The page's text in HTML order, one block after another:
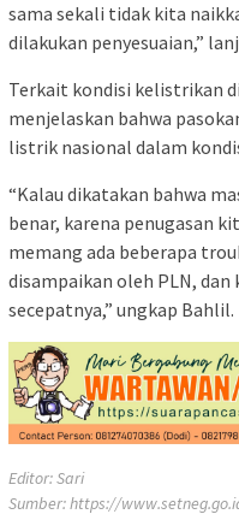
sama sekali tidak kita
dilakukan penyesuaian,”
Terkait kondisi kelistrikan
menjelaskan bahwa
listrik nasional dalam
“Kalau dikatakan bahwa
benar, karena penugasan
memang ada beberapa
disampaikan oleh PLN,
secepatnya,” ungkap Bahlil.
Editor: Sari
Sumber:https://